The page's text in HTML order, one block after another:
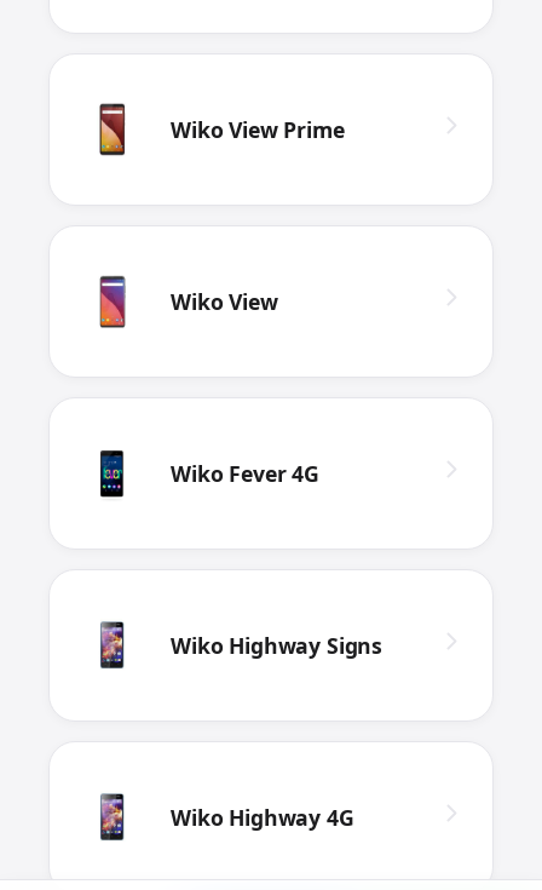
Wiko View Prime
Wiko View
Wiko Fever 4G
Wiko Highway Signs
Wiko Highway 4G